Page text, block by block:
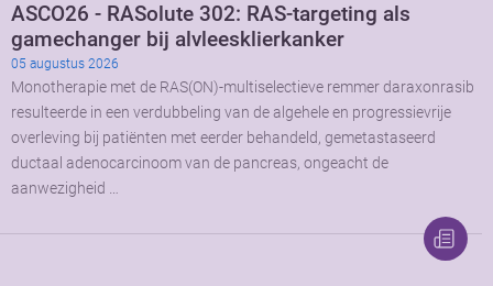
ASCO26 - RASolute 302: RAS-targeting als
gamechanger bij alvleesklierkanker
05 augustus 2026
Monotherapie met de RAS(ON)-multiselectieve remmer daraxonrasib
resulteerde in een verdubbeling van de algehele en progressievrije
overleving bij patiënten met eerder behandeld, gemetastaseerd
ductaal adenocarcinoom van de pancreas, ongeacht de
aanwezigheid …